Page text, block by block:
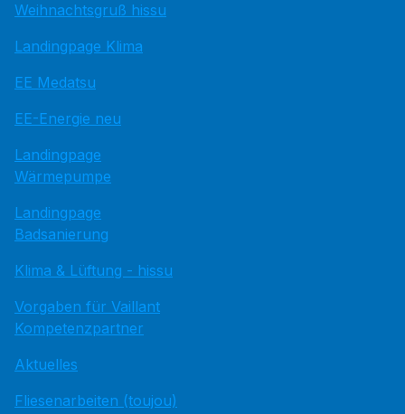
Weihnachtsgruß hissu
Landingpage Klima
EE Medatsu
EE-Energie neu
Landingpage
Wärmepumpe
Landingpage
Badsanierung
Klima & Lüftung - hissu
Vorgaben für Vaillant
Kompetenzpartner
Aktuelles
Fliesenarbeiten (toujou)